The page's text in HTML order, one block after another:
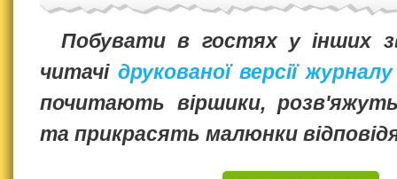
Побувати в гостях у інших
читачі друкованої версії
почитають віршики, розв'яжуть
та прикрасять малюнки